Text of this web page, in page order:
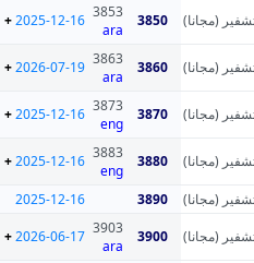
(مجانا) 3850
3853
ara
2025-12-16
+
(مجانا) 3860
3863
ara
2026-07-19
+
(مجانا) 3870
3873
eng
2025-12-16
+
(مجانا) 3880
3883
eng
2025-12-16
+
(مجانا) 3890
2025-12-16
(مجانا) 3900
3903
ara
2026-06-17
+